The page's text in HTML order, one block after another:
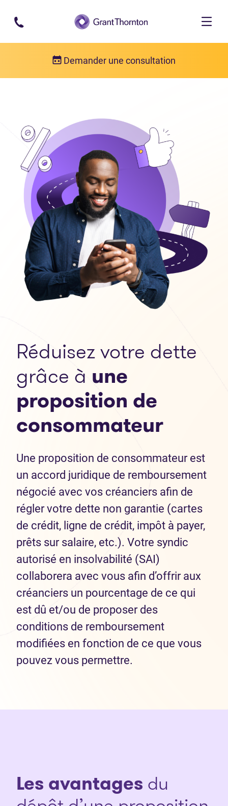
Passer au contenu principal
Demander une consultation
Réduisez votre dette
grâce à une
proposition de
consommateur
Une proposition de consommateur est
un accord juridique de remboursement
négocié avec vos créanciers afin de
régler votre dette non garantie (cartes
de crédit, ligne de crédit, impôt à payer,
prêts sur salaire, etc.). Votre syndic
autorisé en insolvabilité (SAI)
collaborera avec vous afin d’offrir aux
créanciers un pourcentage de ce qui
est dû et/ou de proposer des
conditions de remboursement
modifiées en fonction de ce que vous
pouvez vous permettre.
Les avantages du